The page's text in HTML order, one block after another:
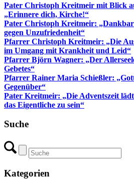
Pater Christoph Kreitmeir mit Blick
„Erinnere dich, Kirche!“
Pater Christoph Kreitmeir:
gegen Unzufriedenheit“
Pfarrer Christoph Kreitmeir: „Die
im Umgang mit Krankheit und Leid“
Pfarrer Björn Wagner: „Der
Gebetes“
Pfarrer Rainer Maria Schießler:
Gegenüber“
Pater Kreitmeir: „Die Adventszeit
das Eigentliche zu sein“
Suche
Kategorien